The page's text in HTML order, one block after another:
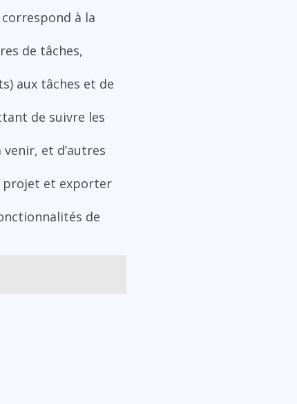
à la
de tâches,
aux tâches et de
de suivre les
et d’autres
projet et exporter
de